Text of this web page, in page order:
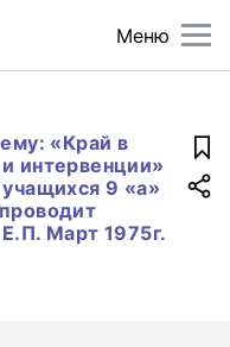
Меню
«Край в
интервенции»
9 «а»
Март 1975г.